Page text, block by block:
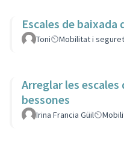
Escales de baixada
Toni Mobilitat i
Arreglar les escales
bessones
Irina Francia Güil